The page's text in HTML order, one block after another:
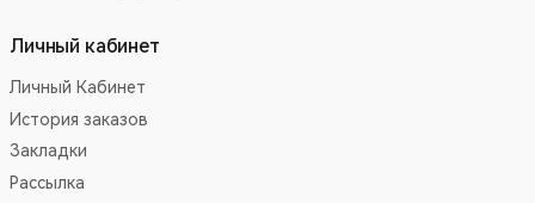
Личный кабинет
Личный Кабинет
История заказов
Закладки
Рассылка